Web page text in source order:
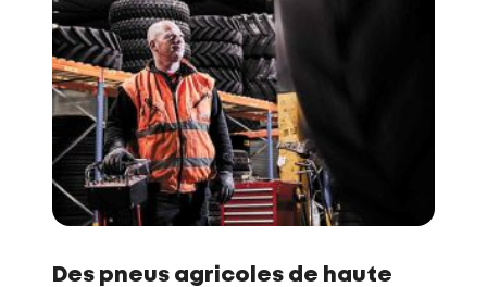
Des pneus agricoles de haute